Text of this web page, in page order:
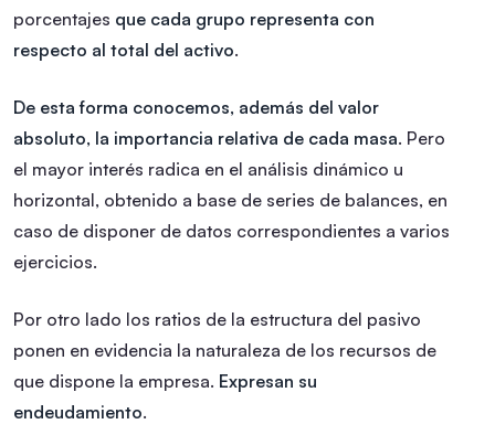
porcentajes que cada grupo representa con
respecto al total del activo.
De esta forma conocemos, además del valor
absoluto, la importancia relativa de cada masa. Pero
el mayor interés radica en el análisis dinámico u
horizontal, obtenido a base de series de balances, en
caso de disponer de datos correspondientes a varios
ejercicios.
Por otro lado los ratios de la estructura del pasivo
ponen en evidencia la naturaleza de los recursos de
que dispone la empresa. Expresan su
endeudamiento.